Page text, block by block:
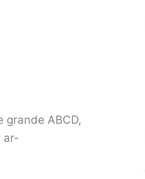
grande ABCD,
ar-